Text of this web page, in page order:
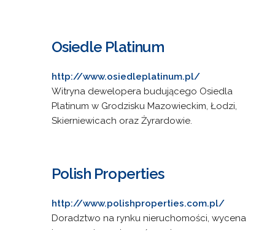
Osiedle Platinum
http://www.osiedleplatinum.pl/
Witryna dewelopera budującego Osiedla
Platinum w Grodzisku Mazowieckim, Łodzi,
Skierniewicach oraz Żyrardowie.
Polish Properties
http://www.polishproperties.com.pl/
Doradztwo na rynku nieruchomości, wycena